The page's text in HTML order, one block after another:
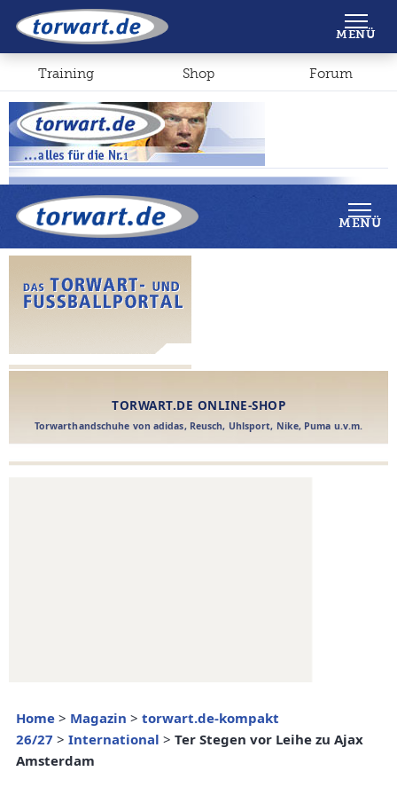
Shop Forum
MENÜ
Home > Magazin > torwart.de-kompakt
26/27 > International > Ter Stegen vor Leihe zu Ajax
Amsterdam